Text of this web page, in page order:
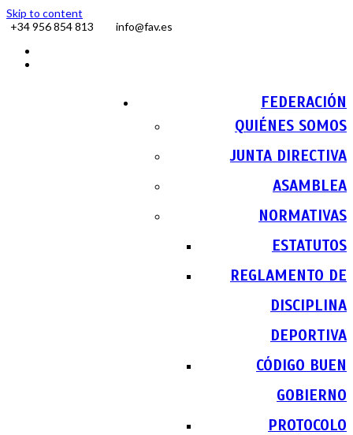
Skip to content
+34 956 854 813
info@fav.es
FEDERACIÓN
QUIÉNES SOMOS
JUNTA DIRECTIVA
ASAMBLEA
NORMATIVAS
ESTATUTOS
REGLAMENTO DE
DISCIPLINA
DEPORTIVA
CÓDIGO BUEN
GOBIERNO
PROTOCOLO